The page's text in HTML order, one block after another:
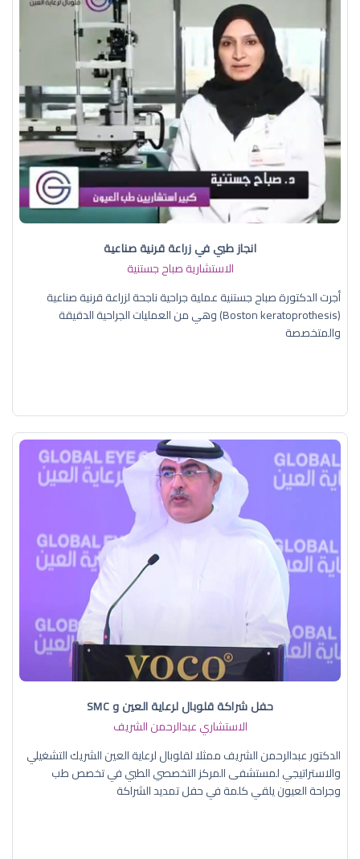
انجاز طبي في زراعة قرنية صناعية
الاستشارية صباح جستنية
أجرت الدكتورة صباح جستنية عملية جراحية ناجحة لزراعة قرنية صناعية
(Boston keratoprothesis) وهي من العمليات الجراحية الدقيقة
والمتخصصة
حفل شراكة قلوبال لرعاية العين و SMC
الاستشاري عبدالرحمن الشريف
الدكتور عبدالرحمن الشريف ممثلا لقلوبال لرعاية العين الشريك التشغيلي
والاستراتيجي لمستشفى المركز التخصصي الطبي في تخصص طب
وجراحة العيون يلقي كلمة في حفل تمديد الشراكة